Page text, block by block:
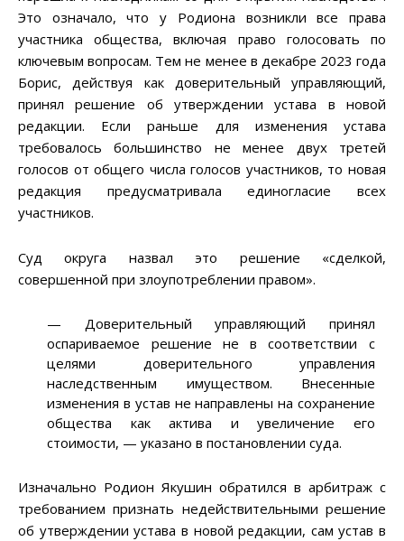
Это означало, что у Родиона возникли все права
участника общества, включая право голосовать по
ключевым вопросам. Тем не менее в декабре 2023 года
Борис, действуя как доверительный управляющий,
принял решение об утверждении устава в новой
редакции. Если раньше для изменения устава
требовалось большинство не менее двух третей
голосов от общего числа голосов участников, то новая
редакция предусматривала единогласие всех
участников.
Суд округа назвал это решение «сделкой,
совершенной при злоупотреблении правом».
— Доверительный управляющий принял
оспариваемое решение не в соответствии с
целями доверительного управления
наследственным имуществом. Внесенные
изменения в устав не направлены на сохранение
общества как актива и увеличение его
стоимости, — указано в постановлении суда.
Изначально Родион Якушин обратился в арбитраж с
требованием признать недействительными решение
об утверждении устава в новой редакции, сам устав в